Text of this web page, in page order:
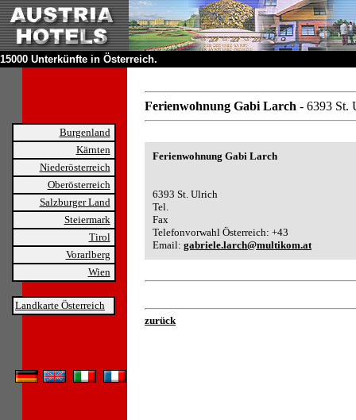
15000 Unterkünfte in Österreich.
Burgenland
Kärnten
Niederösterreich
Oberösterreich
Salzburger Land
Steiermark
Tirol
Vorarlberg
Wien
Landkarte Österreich
Ferienwohnung Gabi Larch - 6393 St.
Ferienwohnung Gabi Larch
6393 St. Ulrich
Tel.
Fax
Telefonvorwahl Österreich: +43
Email: gabriele.larch@multikom.at
zurück